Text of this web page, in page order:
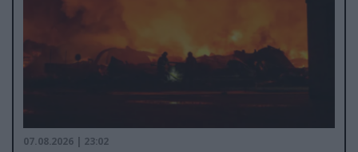
07.08.2026 | 23:02